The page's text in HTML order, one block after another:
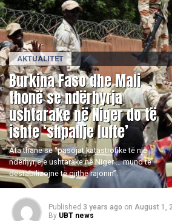
AKTUALITET
Burkina Faso dhe Mali
thonë se ndërhyrja
ushtarake në Niger do të
ishte ‘shpallje lufte’
Ata thanë se “pasojat katastrofike të një
ndërhyrjeje ushtarake në Niger … mund të
destabilizojnë të gjithë rajonin”.
Published 3 years ago on August 1,
By UBT news